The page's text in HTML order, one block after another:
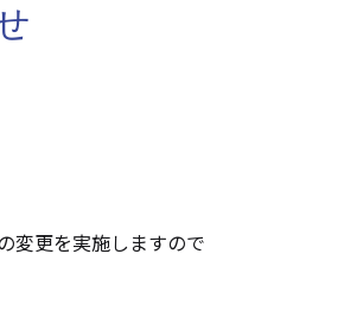
変更を実施しますので